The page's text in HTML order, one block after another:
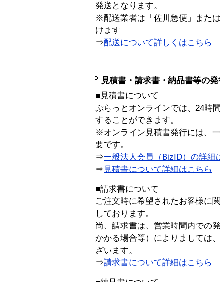
発送となります。
※配送業者は「佐川急便」また
けます
⇒配送について詳しくはこちら
見積書・請求書・納品書等の
■見積書について
ぷらっとオンラインでは、24時
することができます。
※オンライン見積書発行には、
要です。
⇒一般法人会員（BizID）の詳細
⇒ 見積書について詳細はこちら
■請求書について
ご注文時に希望されたお客様に
しております。
尚、請求書は、営業時間内での
かかる場合等）によりましては
ざいます。
⇒請求書について詳細はこちら